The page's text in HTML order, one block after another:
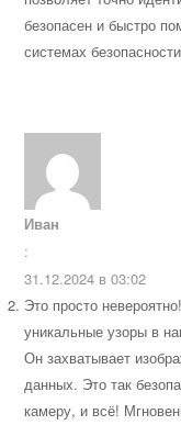
безопасен и быстро
системах
Иван
:
31.12.2024 в 03:02
Это просто
уникальные узоры в
Он захватывает
данных. Это так
камеру, и всё!